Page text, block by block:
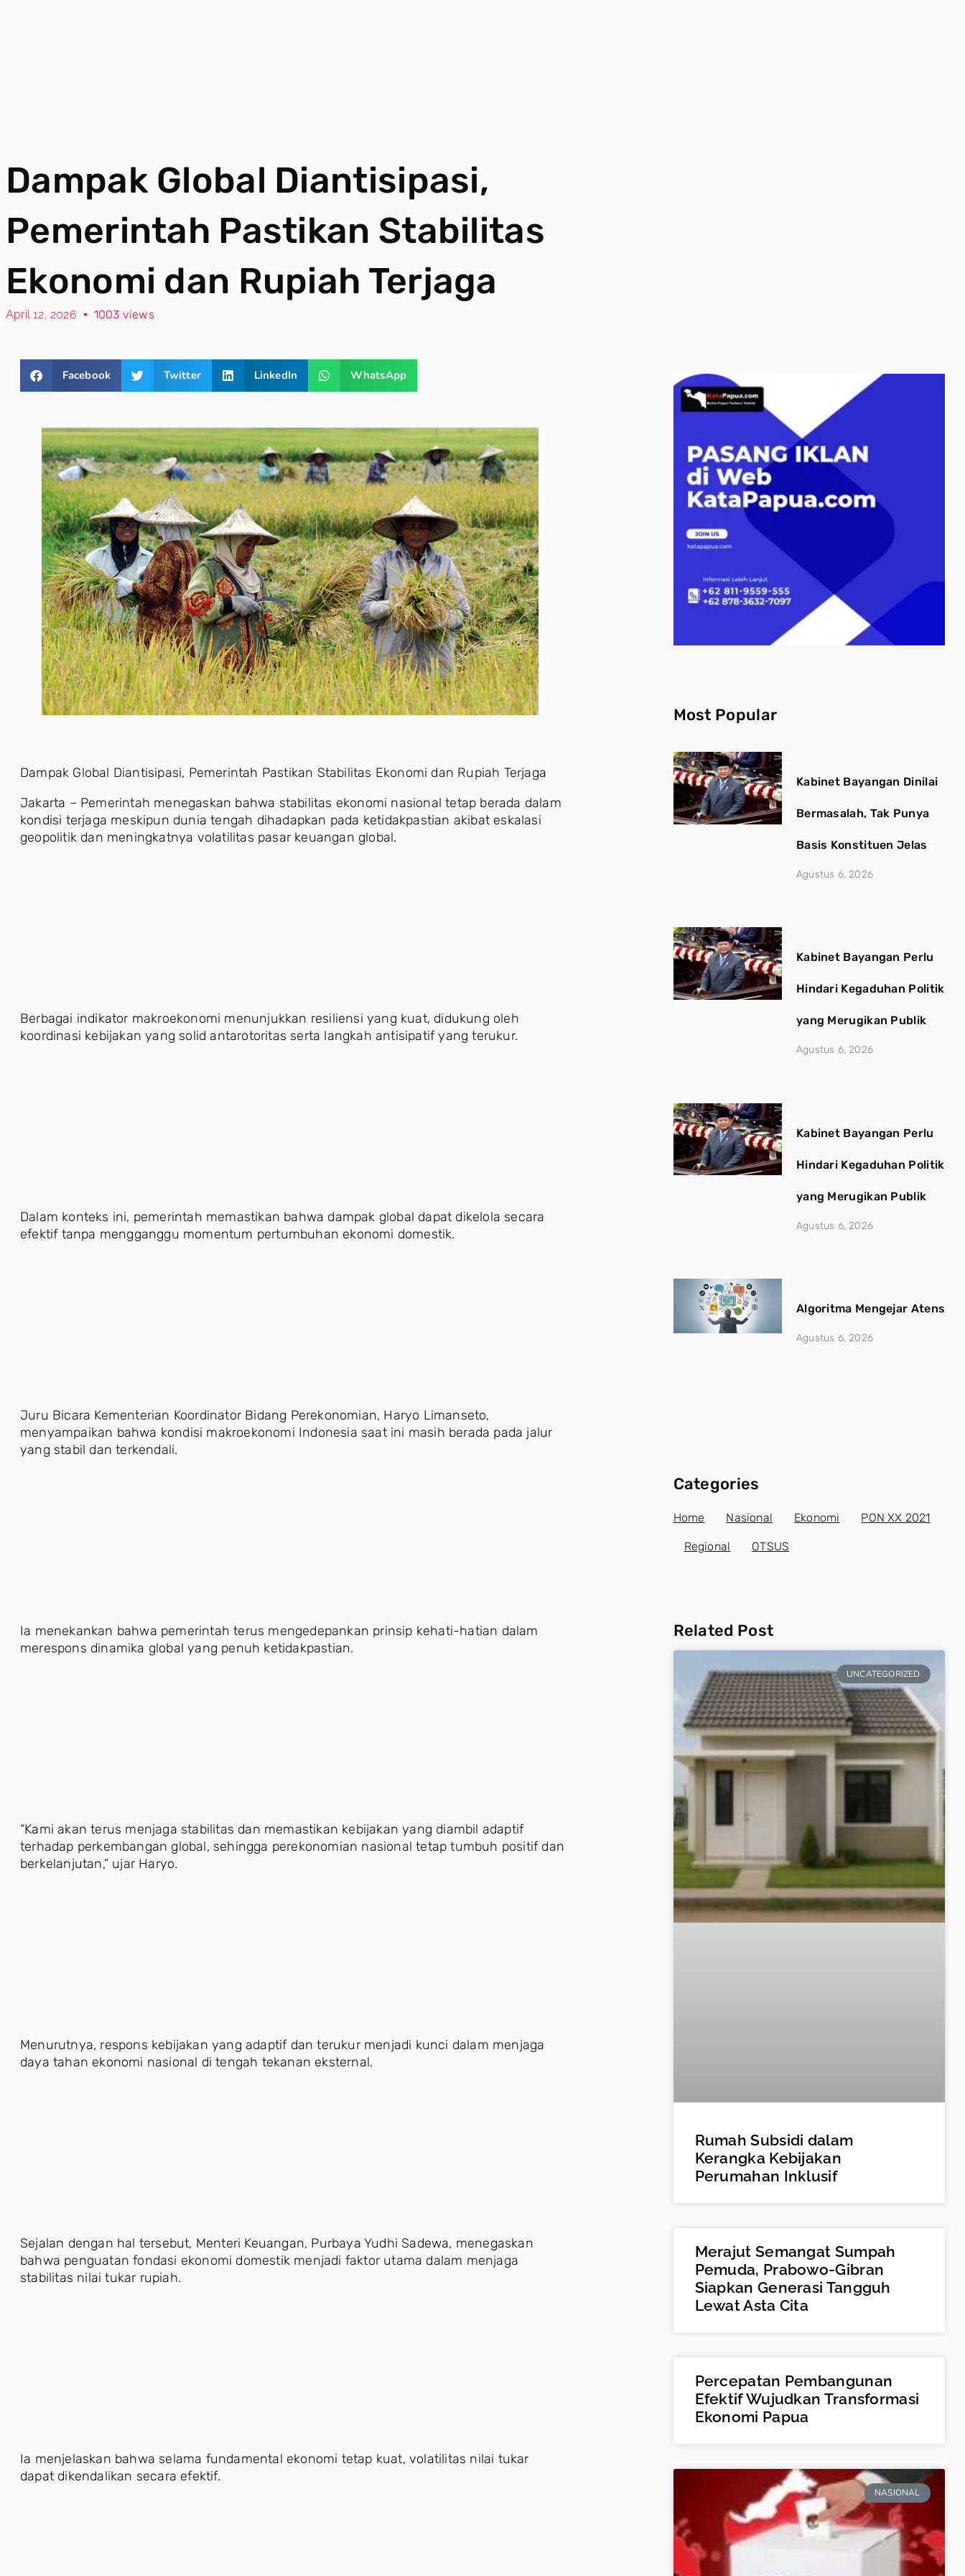
Dampak Global Diantisipasi,
Pemerintah Pastikan Stabilitas
Ekonomi dan Rupiah Terjaga
April 12, 2026 1003 views
Facebook Twitter LinkedIn WhatsApp
Dampak Global Diantisipasi, Pemerintah Pastikan Stabilitas Ekonomi dan Rupiah Terjaga
Jakarta – Pemerintah menegaskan bahwa stabilitas ekonomi nasional tetap berada dalam
kondisi terjaga meskipun dunia tengah dihadapkan pada ketidakpastian akibat eskalasi
geopolitik dan meningkatnya volatilitas pasar keuangan global.
Berbagai indikator makroekonomi menunjukkan resiliensi yang kuat, didukung oleh
koordinasi kebijakan yang solid antarotoritas serta langkah antisipatif yang terukur.
Dalam konteks ini, pemerintah memastikan bahwa dampak global dapat dikelola secara
efektif tanpa mengganggu momentum pertumbuhan ekonomi domestik.
Juru Bicara Kementerian Koordinator Bidang Perekonomian, Haryo Limanseto,
menyampaikan bahwa kondisi makroekonomi Indonesia saat ini masih berada pada jalur
yang stabil dan terkendali.
Ia menekankan bahwa pemerintah terus mengedepankan prinsip kehati-hatian dalam
merespons dinamika global yang penuh ketidakpastian.
“Kami akan terus menjaga stabilitas dan memastikan kebijakan yang diambil adaptif
terhadap perkembangan global, sehingga perekonomian nasional tetap tumbuh positif dan
berkelanjutan,” ujar Haryo.
Menurutnya, respons kebijakan yang adaptif dan terukur menjadi kunci dalam menjaga
daya tahan ekonomi nasional di tengah tekanan eksternal.
Sejalan dengan hal tersebut, Menteri Keuangan, Purbaya Yudhi Sadewa, menegaskan
bahwa penguatan fondasi ekonomi domestik menjadi faktor utama dalam menjaga
stabilitas nilai tukar rupiah.
Ia menjelaskan bahwa selama fundamental ekonomi tetap kuat, volatilitas nilai tukar
dapat dikendalikan secara efektif.
Most Popular
Kabinet Bayangan Dinilai
Bermasalah, Tak Punya
Basis Konstituen Jelas
Agustus 6, 2026
Kabinet Bayangan Perlu
Hindari Kegaduhan Politik
yang Merugikan Publik
Agustus 6, 2026
Kabinet Bayangan Perlu
Hindari Kegaduhan Politik
yang Merugikan Publik
Agustus 6, 2026
Algoritma Mengejar Atensi,
Agustus 6, 2026
Categories
Home Nasional Ekonomi PON XX 2021
Regional OTSUS
Related Post
UNCATEGORIZED
Rumah Subsidi dalam
Kerangka Kebijakan
Perumahan Inklusif
Merajut Semangat Sumpah
Pemuda, Prabowo-Gibran
Siapkan Generasi Tangguh
Lewat Asta Cita
Percepatan Pembangunan
Efektif Wujudkan Transformasi
Ekonomi Papua
NASIONAL